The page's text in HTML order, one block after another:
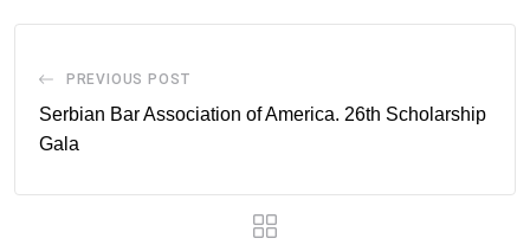
PREVIOUS POST
Serbian Bar Association of America. 26th Scholarship
Gala